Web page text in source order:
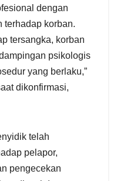
dengan
terhadap korban.
tersangka, korban
psikologis
yang berlaku,”
dikonfirmasi,
telah
pelapor,
pengecekan